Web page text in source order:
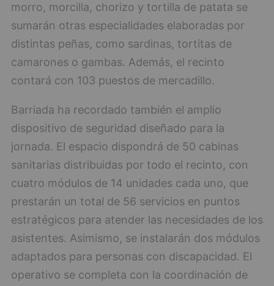
morro, morcilla, chorizo y tortilla de patata se
sumarán otras especialidades elaboradas por
distintas peñas, como sardinas, tortitas de
camarones o gambas. Además, el recinto
contará con 103 puestos de mercadillo.
Barriada ha recordado también el amplio
dispositivo de seguridad diseñado para la
jornada. El espacio dispondrá de 50 cabinas
sanitarias distribuidas por todo el recinto, con
cuatro módulos de 14 unidades cada uno, que
prestarán un total de 56 servicios en puntos
estratégicos para atender las necesidades de los
asistentes. Asimismo, se instalarán dos módulos
adaptados para personas con discapacidad. El
operativo se completa con la coordinación de